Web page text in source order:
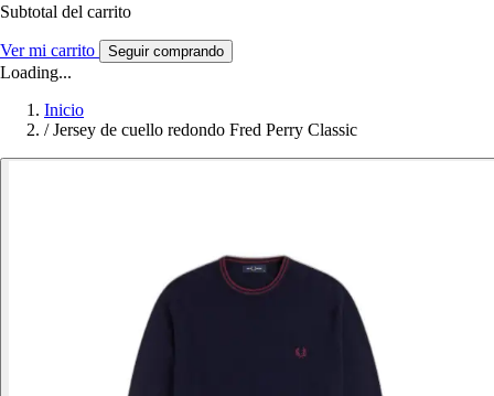
Subtotal del carrito
Ver mi carrito Seguir comprando
Loading...
Inicio
/ Jersey de cuello redondo Fred Perry Classic